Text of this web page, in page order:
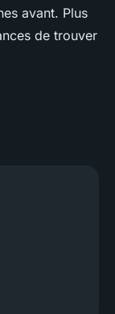
avant. Plus
de trouver